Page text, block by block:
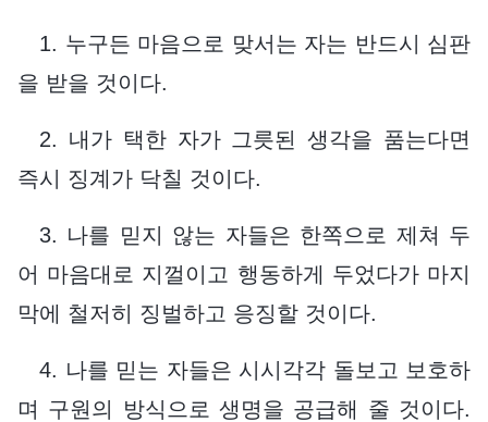
1. 누구든 마음으로 맞서는 자는 반드시 심판
을 받을 것이다.
2. 내가 택한 자가 그릇된 생각을 품는다면
즉시 징계가 닥칠 것이다.
3. 나를 믿지 않는 자들은 한쪽으로 제쳐 두
어 마음대로 지껄이고 행동하게 두었다가 마지
막에 철저히 징벌하고 응징할 것이다.
4. 나를 믿는 자들은 시시각각 돌보고 보호하
며 구원의 방식으로 생명을 공급해 줄 것이다.